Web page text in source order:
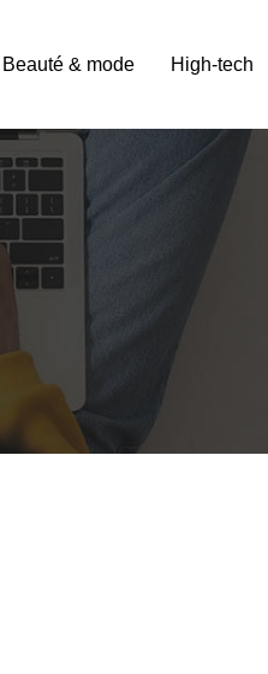
Beauté & mode High-tech